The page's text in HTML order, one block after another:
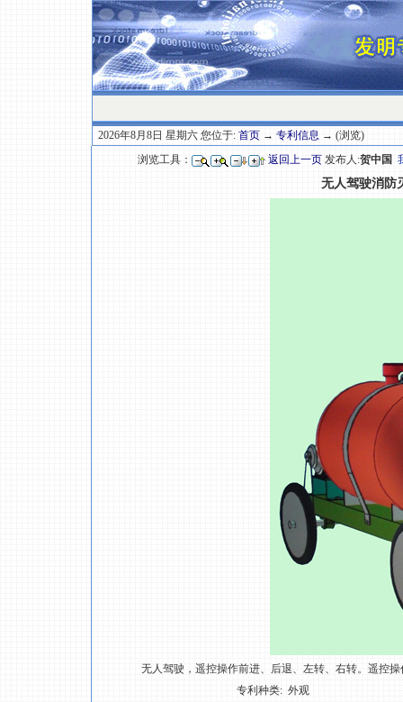
2026年8月8日 星期六 您位于: 首页 → 专利信息 → (浏览)
浏览工具：
返回上一页 发布人:贺中国
无人驾驶消防
无人驾驶，遥控操作前进、后退、左转、右转。遥控
专利种类: 外观